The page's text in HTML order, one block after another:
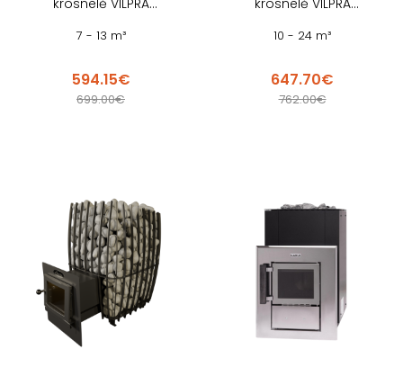
krosnelė VILPRA
7 - 13 m³
594.15€
699.00€
krosnelė VILPRA
10 - 24 m³
647.70€
762.00€